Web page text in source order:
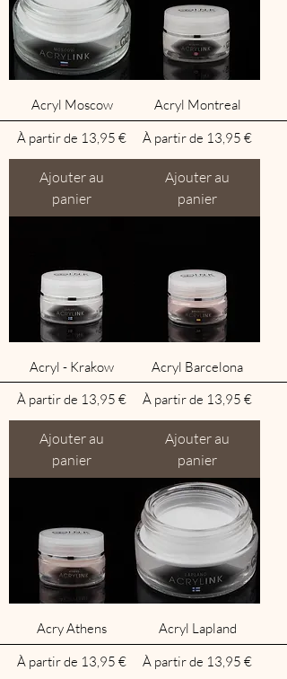
Acryl Moscow
À partir de 13,95 €
Prix promotionnel
Ajouter au
panier
Acryl Montreal
À partir de 13,95 €
Prix promotionnel
Ajouter au
panier
Acryl - Krakow
À partir de 13,95 €
Prix promotionnel
Ajouter au
panier
Acryl Barcelona
À partir de 13,95 €
Prix promotionnel
Ajouter au
panier
Acry Athens
À partir de 13,95 €
Prix promotionnel
Acryl Lapland
À partir de 13,95 €
Prix promotionnel